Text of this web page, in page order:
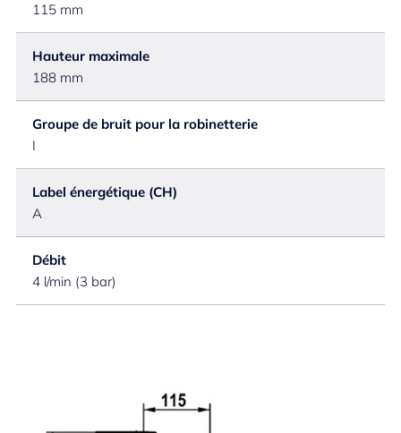
115 mm
Hauteur maximale
188 mm
Groupe de bruit pour la robinetterie
I
Label énergétique (CH)
A
Débit
4 l/min (3 bar)